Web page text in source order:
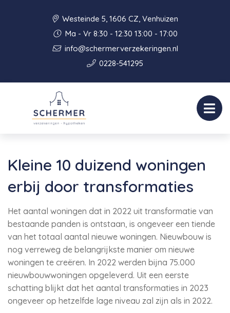
Westeinde 5, 1606 CZ, Venhuizen
Ma - Vr 8:30 - 12:30 13:00 - 17:00
info@schermerverzekeringen.nl
0228-541295
Kleine 10 duizend woningen
erbij door transformaties
Het aantal woningen dat in 2022 uit transformatie van
bestaande panden is ontstaan, is ongeveer een tiende
van het totaal aantal nieuwe woningen. Nieuwbouw is
nog verreweg de belangrijkste manier om nieuwe
woningen te creëren. In 2022 werden bijna 75.000
nieuwbouwwoningen opgeleverd. Uit een eerste
schatting blijkt dat het aantal transformaties in 2023
ongeveer op hetzelfde lage niveau zal zijn als in 2022.